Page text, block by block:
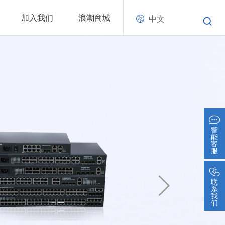
加入我们 浪潮商城 中文
智
能
客
服
联
系
我
们